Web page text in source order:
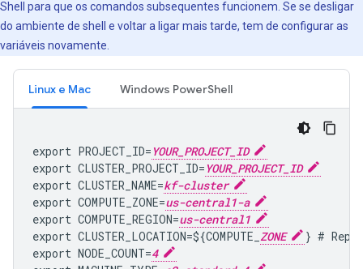
Shell para que os comandos subsequentes funcionem. Se se desligar
do ambiente de shell e voltar a ligar mais tarde, tem de configurar as
variáveis novamente.
Linux e Mac Windows PowerShell
export PROJECT_ID= YOUR_PROJECT_ID
export CLUSTER_PROJECT_ID= YOUR_PROJECT_ID
export CLUSTER_NAME=kf-cluster
export COMPUTE_ZONE=us-central1-a
export COMPUTE_REGION=us-central1
export CLUSTER_LOCATION=${COMPUTE_ ZONE
} #
export NODE_COUNT=4